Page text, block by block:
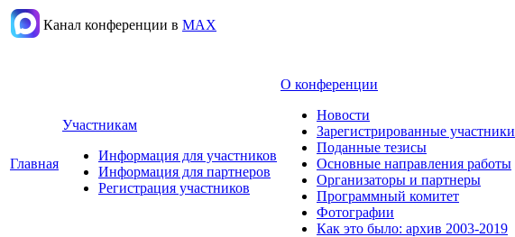
Канал конференции в МАХ
Главная
Участникам
Информация для участников
Информация для партнеров
Регистрация участников
О конференции
Новости
Зарегистрированные участники
Поданные тезисы
Основные направления работы
Организаторы и партнеры
Программный комитет
Фотографии
Как это было: архив 2003-2019